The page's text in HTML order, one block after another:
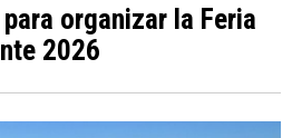
organizar la Feria
2026